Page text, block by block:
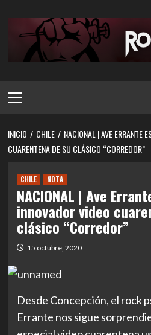
contenido
principal
INICIO CHILE
NACIONAL | AVE ERRANTE
CUARENTENA DE SU CLÁSICO “CORREDOR”
CHILE NOTA
NACIONAL | Ave
innovador video
clásico “Corredor”
15 octubre, 2020
Desde Concepción, el rock
Errante nos sigue